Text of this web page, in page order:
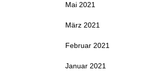
Mai 2021
März 2021
Februar 2021
Januar 2021